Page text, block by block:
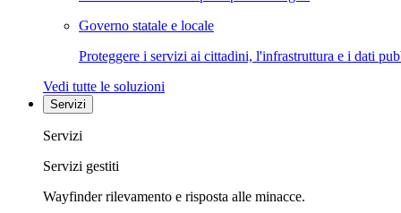
Governo statale e locale
Proteggere i servizi ai cittadini, l'infrastruttura e i dati
Vedi tutte le soluzioni
Servizi
Servizi
Servizi gestiti
Wayfinder rilevamento e risposta alle minacce.